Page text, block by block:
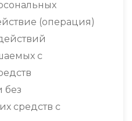
(операция)
с
без
средств с